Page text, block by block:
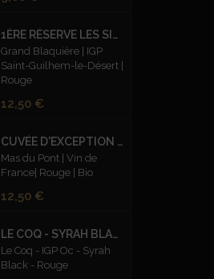
1ÈRE RÉSERVE LES SILEX FUMÉS ROUGE
Grand Blaquière | IGP
Saint-Guilhem-le-Désert |
Rouge
Prix
12,50 €
CUVÉE D'EXCEPTION CARMIN - BIO
Mas du Pont | Vin de
France| Rouge | Bio
Prix
12,50 €
LE COQ - SYRAH BLACK ROUGE
Le Coq - IGP Oc - Syrah
Black - Rouge